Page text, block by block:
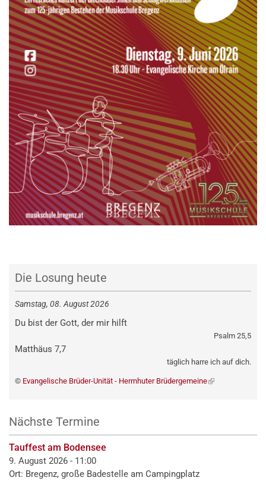
Die Losung heute
Samstag, 08. August 2026
Du bist der Gott, der mir hilft
Psalm 25,5
Matthäus 7,7
täglich harre ich auf dich.
© Evangelische Brüder-Unität - Herrnhuter Brüdergemeine(externer
Nächste Termine
Tauffest am Bodensee
9. August 2026 - 11:00
Ort: Bregenz, große Badestelle am Campingplatz